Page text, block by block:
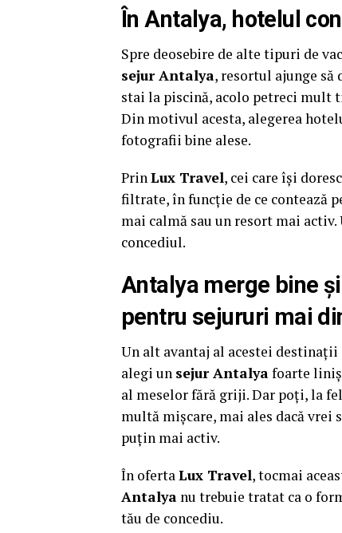
În Antalya, hotelul
Spre deosebire de alte tipuri de
sejur Antalya, resortul ajunge să
stai la piscină, acolo petreci mult
Din motivul acesta, alegerea
fotografii bine alese.
PrinLux Travel, cei care își
filtrate, în funcție de ce contează
mai calmă sau un resort mai
concediul.
Antalya merge bine
pentru sejururi mai
Un alt avantaj al acestei destinații
alegi un sejur Antalyafoarte
al meselor fără griji. Dar poți, la
multă mișcare, mai ales dacă
puțin mai activ.
În ofertaLux Travel, tocmai
Antalya nu trebuie tratat ca o
tău de concediu.